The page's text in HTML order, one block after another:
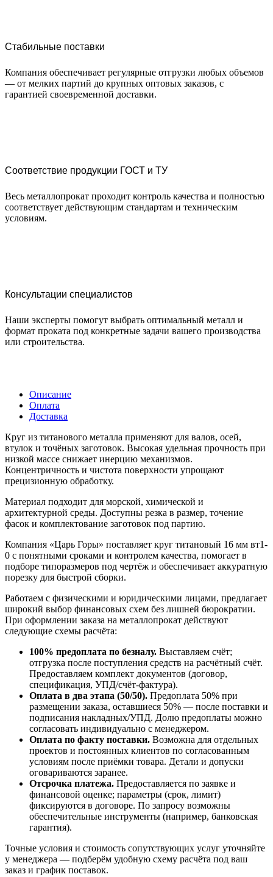
Стабильные поставки
Компания обеспечивает регулярные отгрузки любых объемов
— от мелких партий до крупных оптовых заказов, с
гарантией своевременной доставки.
Соответствие продукции ГОСТ и ТУ
Весь металлопрокат проходит контроль качества и полностью
соответствует действующим стандартам и техническим
условиям.
Консультации специалистов
Наши эксперты помогут выбрать оптимальный металл и
формат проката под конкретные задачи вашего производства
или строительства.
Описание
Оплата
Доставка
Круг из титанового металла применяют для валов, осей,
втулок и точёных заготовок. Высокая удельная прочность при
низкой массе снижает инерцию механизмов.
Концентричность и чистота поверхности упрощают
прецизионную обработку.
Материал подходит для морской, химической и
архитектурной среды. Доступны резка в размер, точение
фасок и комплектование заготовок под партию.
Компания «Царь Горы» поставляет круг титановый 16 мм вт1-
0 с понятными сроками и контролем качества, помогает в
подборе типоразмеров под чертёж и обеспечивает аккуратную
порезку для быстрой сборки.
Работаем с физическими и юридическими лицами, предлагает
широкий выбор финансовых схем без лишней бюрократии.
При оформлении заказа на металлопрокат действуют
следующие схемы расчёта:
100% предоплата по безналу. Выставляем счёт;
отгрузка после поступления средств на расчётный счёт.
Предоставляем комплект документов (договор,
спецификация, УПД/счёт-фактура).
Оплата в два этапа (50/50). Предоплата 50% при
размещении заказа, оставшиеся 50% — после поставки и
подписания накладных/УПД. Долю предоплаты можно
согласовать индивидуально с менеджером.
Оплата по факту поставки. Возможна для отдельных
проектов и постоянных клиентов по согласованным
условиям после приёмки товара. Детали и допуски
оговариваются заранее.
Отсрочка платежа. Предоставляется по заявке и
финансовой оценке; параметры (срок, лимит)
фиксируются в договоре. По запросу возможны
обеспечительные инструменты (например, банковская
гарантия).
Точные условия и стоимость сопутствующих услуг уточняйте
у менеджера — подберём удобную схему расчёта под ваш
заказ и график поставок.